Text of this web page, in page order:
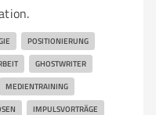
POSITIONIERUNG
GHOSTWRITER
MEDIENTRAINING
IMPULSVORTRÄGE